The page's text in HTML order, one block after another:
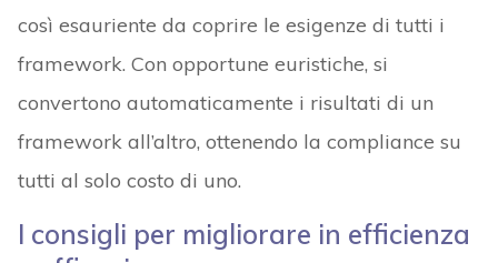
così esauriente da coprire le esigenze di tutti i
framework. Con opportune euristiche, si
convertono automaticamente i risultati di un
framework all’altro, ottenendo la compliance su
tutti al solo costo di uno.
I consigli per migliorare in efficienza